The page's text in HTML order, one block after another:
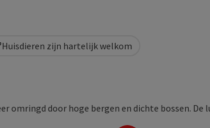
Huisdieren zijn hartelijk welkom